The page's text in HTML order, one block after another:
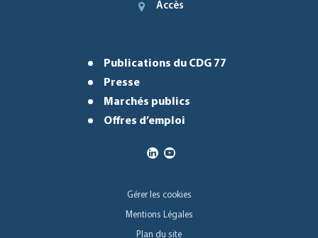
Accès
Publications du CDG 77
Presse
Marchés publics
Offres d’emploi
Gérer les cookies
Mentions Légales
Plan du site